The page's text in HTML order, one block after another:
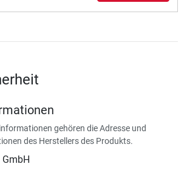
gehören die Adresse und
des Herstellers des Produkts.
GmbH